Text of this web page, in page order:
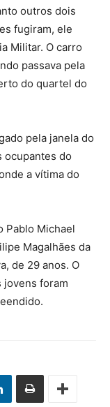
outros dois
fugiram, ele
Militar. O carro
passava pela
do quartel do
pela janela do
ocupantes do
a vítima do
Pablo Michael
Magalhães da
de 29 anos. O
foram